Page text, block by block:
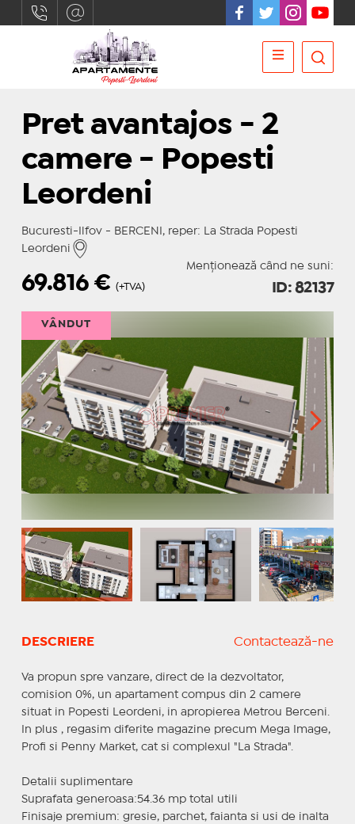
Pret avantajos - 2
camere - Popesti
Leordeni
Bucuresti-Ilfov - BERCENI, reper: La Strada Popesti
Leordeni
Menționează când ne suni:
69.816€ (+TVA) ID: 82137
VÂNDUT
DESCRIERE Contactează-ne
Va propun spre vanzare, direct de la dezvoltator,
comision 0%, un apartament compus din 2 camere
situat in Popesti Leordeni, in apropierea Metrou Berceni.
In plus , regasim diferite magazine precum Mega Image,
Profi si Penny Market, cat si complexul "La Strada".
Detalii suplimentare
Suprafata generoasa:54.36 mp total utili
Finisaje premium: gresie, parchet, faianta si usi de inalta